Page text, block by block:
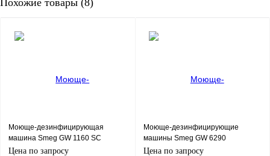
Моюще-дезинфицирующая
машина Smeg GW 1160 SC
Цена по запросу
Моюще-дезинфицирующие
машины Smeg GW 6290
Цена по запросу